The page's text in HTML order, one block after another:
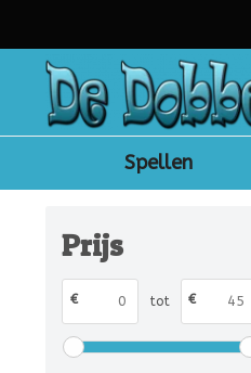
Spellen
Prijs
€ tot €